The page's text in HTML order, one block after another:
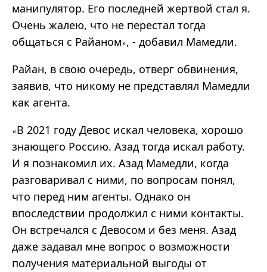
манипулятор. Его последней жертвой стал я.
Очень жалею, что не перестал тогда
общаться с Райаном», - добавил Мамедли.
Райан, в свою очередь, отверг обвинения,
заявив, что никому не представлял Мамедли
как агента.
«В 2021 году Девос искал человека, хорошо
знающего Россию. Азад тогда искал работу.
И я познакомил их. Азад Мамедли, когда
разговаривал с ними, по вопросам понял,
что перед ним агенты. Однако он
впоследствии продолжил с ними контакты.
Он встречался с Девосом и без меня. Азад
даже задавал мне вопрос о возможности
получения материальной выгоды от